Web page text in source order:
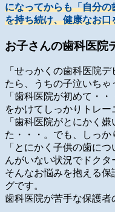
になってからも「自分
を持ち続け、健康なお
お子さんの歯科医院
「せっかくの歯科医院
たら、うちの子泣いち
「歯科医院が初めて・
をかけてしっかりトレー
「歯科医院がとにかく
た・・・。でも、しっか
「とにかく子供の歯に
んがいない状況でドクタ
そんなお悩みを抱える
グです。
歯科医院が苦手な保護者